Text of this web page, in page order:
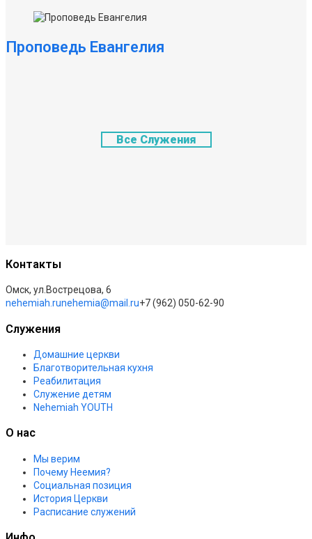
Проповедь Евангелия
Все Служения
Контакты
Омск, ул.Вострецова, 6
nehemiah.runehemia@mail.ru+7 (962) 050-62-90
Служения
Домашние церкви
Благотворительная кухня
Реабилитация
Служение детям
Nehemiah YOUTH
О нас
Мы верим
Почему Неемия?
Социальная позиция
История Церкви
Расписание служений